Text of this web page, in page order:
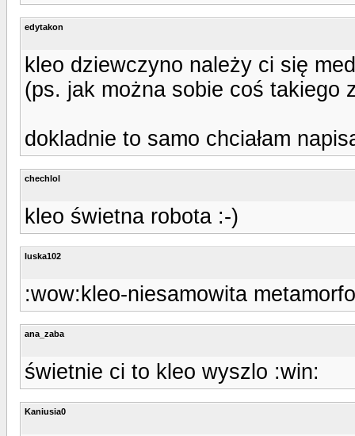
edytakon
kleo dziewczyno należy ci się
(ps. jak można sobie coś takiego
dokladnie to samo chciałam
chechlol
kleo świetna robota :-)
luska102
:wow:kleo-niesamowita
ana_zaba
świetnie ci to kleo wyszlo :win:
Kaniusia0